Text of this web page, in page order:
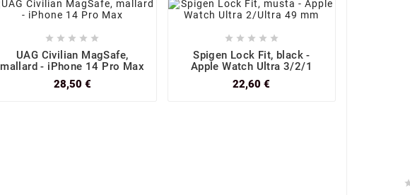
    
UAG Civilian MagSafe,
mallard - iPhone 14 Pro Max
28,50 €
    
Spigen Lock Fit, black -
Apple Watch Ultra 3/2/1
22,60 €